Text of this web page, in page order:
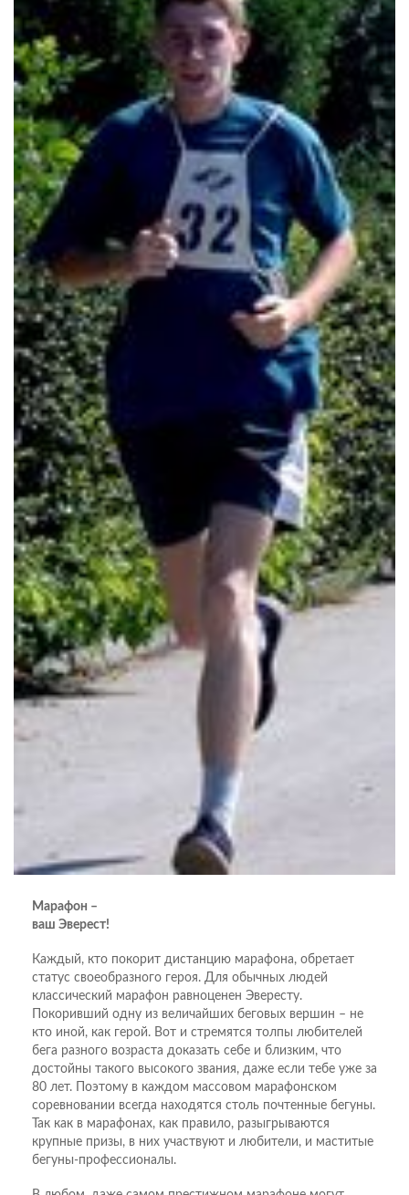
Марафон –
ваш Эверест!
Каждый, кто покорит дистанцию марафона, обретает
статус своеобразного героя. Для обычных людей
классический марафон равноценен Эвересту.
Покоривший одну из величайших беговых вершин – не
кто иной, как герой. Вот и стремятся толпы любителей
бега разного возраста доказать себе и близким, что
достойны такого высокого звания, даже если тебе уже за
80 лет. Поэтому в каждом массовом марафонском
соревновании всегда находятся столь почтенные бегуны.
Так как в марафонах, как правило, разыгрываются
крупные призы, в них участвуют и любители, и маститые
бегуны-профессионалы.